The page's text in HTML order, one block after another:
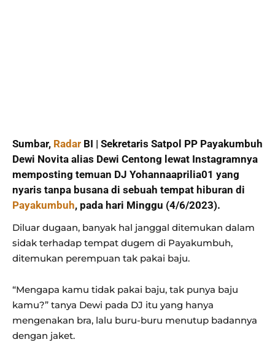
Sumbar, Radar BI | Sekretaris Satpol PP Payakumbuh
Dewi Novita alias Dewi Centong lewat Instagramnya
memposting temuan DJ Yohannaaprilia01 yang
nyaris tanpa busana di sebuah tempat hiburan di
Payakumbuh, pada hari Minggu (4/6/2023).
Diluar dugaan, banyak hal janggal ditemukan dalam
sidak terhadap tempat dugem di Payakumbuh,
ditemukan perempuan tak pakai baju.
“Mengapa kamu tidak pakai baju, tak punya baju
kamu?” tanya Dewi pada DJ itu yang hanya
mengenakan bra, lalu buru-buru menutup badannya
dengan jaket.